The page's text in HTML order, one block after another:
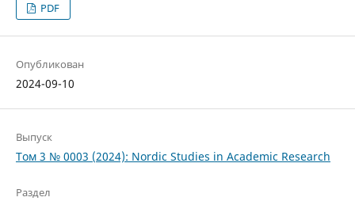
PDF
Опубликован
2024-09-10
Выпуск
Том 3 № 0003 (2024): Nordic Studies in Academic Research
Раздел